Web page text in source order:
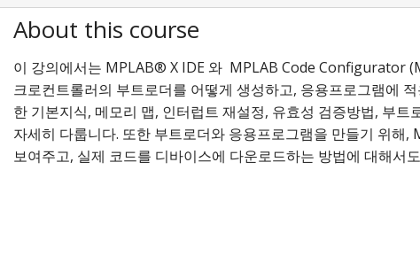
About this course
이 강의에서는 MPLAB® X IDE 와 MPLAB Code Configurator
크로컨트롤러의 부트로더를 어떻게 생성하고, 응용프로그램에
한 기본지식, 메모리 맵, 인터럽트 재설정, 유효성 검증방법, 부트
자세히 다룹니다. 또한 부트로더와 응용프로그램을 만들기 위해,
보여주고, 실제 코드를 디바이스에 다운로드하는 방법에 대해서